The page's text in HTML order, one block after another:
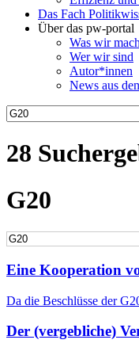
Das Fach
Über das pw-portal
Was wir
Wer wir sind
Autor*innen
News aus
28
G20
Eine Kooperation
Da die Beschlüsse der
Der (vergebliche)